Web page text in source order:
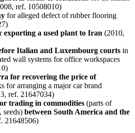
ref. 10508010)
for alleged defect of rubber flooring
exporting a used plant to Iran (2010,
Italian and Luxembourg courts in
wall systems for office workspaces
for recovering the price of
for arranging a major car brand
ref. 21647034)
trading in commodities (parts of
seeds) between South America and the
21648506)